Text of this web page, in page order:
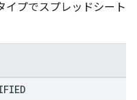
イプでスプレッドシート